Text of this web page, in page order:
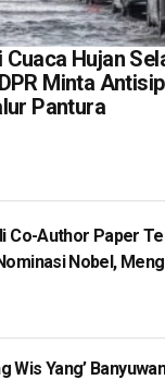
Cuaca Hujan
Minta
Pantura
Co-Author Paper
Nobel,
Wis Yang’